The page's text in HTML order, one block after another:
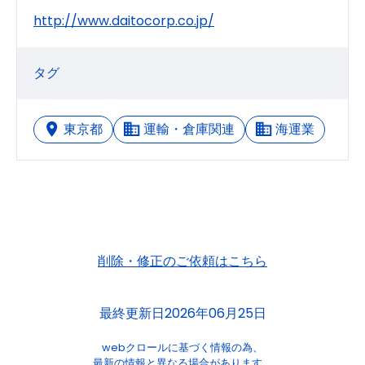
http://www.daitocorp.co.jp/
タグ
東京都 運輸・倉庫関連 海運業
削除・修正のご依頼はこちら
最終更新日2026年06月25日
webクロールに基づく情報の為、